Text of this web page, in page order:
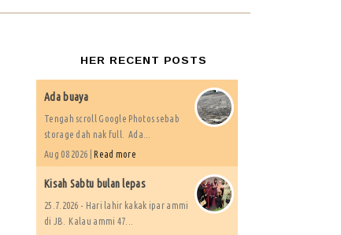
HER RECENT POSTS
Ada buaya
Tengah scroll Google Photos sebab
storage dah nak full. Ada...
Aug 08 2026 | Read more
Kisah Sabtu bulan lepas
25.7.2026 - Hari lahir kakak ipar ammi
di JB. Kalau ammi 47...